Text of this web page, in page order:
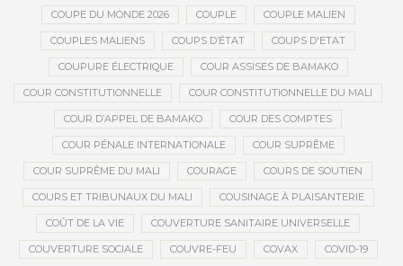
COUPE DU MONDE 2026 COUPLE COUPLE MALIEN
COUPLES MALIENS COUPS D’ÉTAT COUPS D'ETAT
COUPURE ÉLECTRIQUE COUR ASSISES DE BAMAKO
COUR CONSTITUTIONNELLE COUR CONSTITUTIONNELLE DU MALI
COUR D’APPEL DE BAMAKO COUR DES COMPTES
COUR PÉNALE INTERNATIONALE COUR SUPRÊME
COUR SUPRÊME DU MALI COURAGE COURS DE SOUTIEN
COURS ET TRIBUNAUX DU MALI COUSINAGE À PLAISANTERIE
COÛT DE LA VIE COUVERTURE SANITAIRE UNIVERSELLE
COUVERTURE SOCIALE COUVRE-FEU COVAX COVID-19